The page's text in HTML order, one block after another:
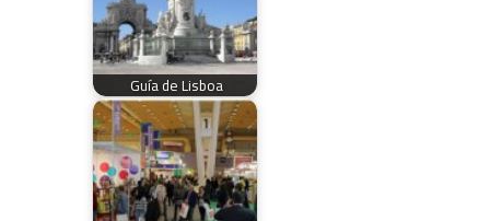
Guía de Lisboa